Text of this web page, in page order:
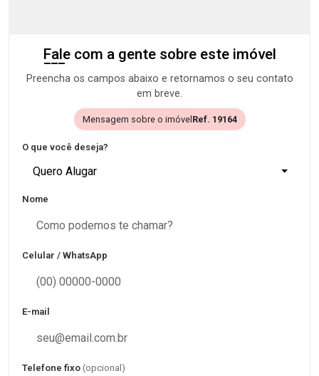
Fale com a gente sobre este imóvel
Preencha os campos abaixo e retornamos o seu contato
em breve.
Mensagem sobre o imóvel Ref. 19164
O que você deseja?
Quero Alugar
Nome
Celular / WhatsApp
E-mail
Telefone fixo (opcional)